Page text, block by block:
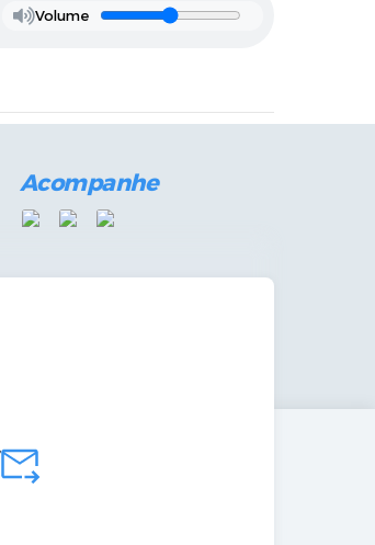
Volume
Acompanhe